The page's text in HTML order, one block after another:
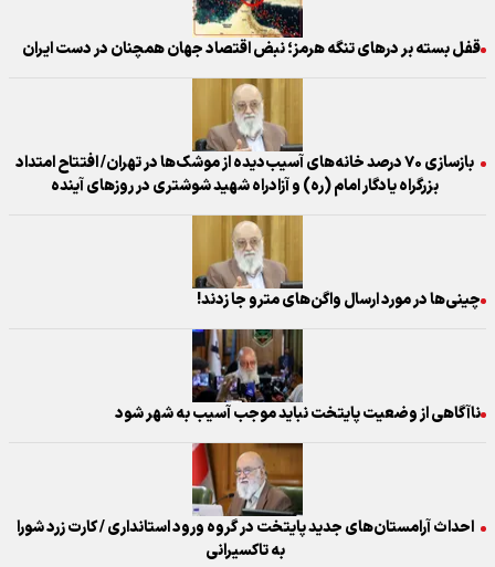
قفل بسته بر درهای تنگه هرمز؛ نبض اقتصاد جهان همچنان در دست ایران ‌
بازسازی ۷۰ درصد خانه‌های آسیب‌دیده از موشک‌ها در تهران/ افتتاح امتداد
بزرگراه یادگار امام (ره) و آزادراه شهید شوشتری در روز‌های آینده
چینی‌ها در مورد ارسال واگن‌های مترو جا زدند!
ناآگاهی از وضعیت پایتخت نباید موجب آسیب به شهر شود
احداث آرامستان‌های جدید پایتخت در گروه ورود استانداری / کارت زرد شورا
به تاکسیرانی